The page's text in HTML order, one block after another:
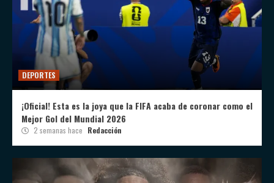
DEPORTES
¡Oficial! Esta es la joya que la FIFA acaba de coronar como el
Mejor Gol del Mundial 2026
2 semanas hace Redacción